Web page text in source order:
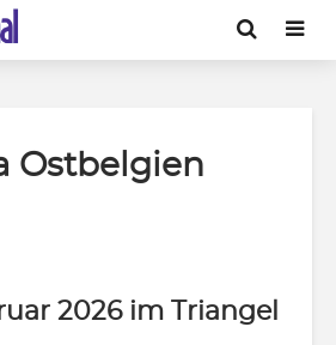
Ostbelgien
2026 im Triangel